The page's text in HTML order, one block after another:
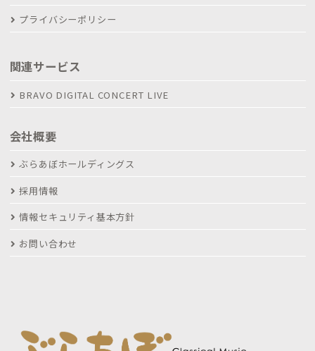
プライバシーポリシー
関連サービス
BRAVO DIGITAL CONCERT LIVE
会社概要
ぶらあぼホールディングス
採用情報
情報セキュリティ基本方針
お問い合わせ